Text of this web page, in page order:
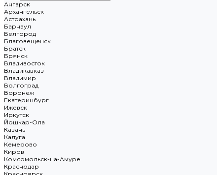
Ангарск
Архангельск
Астрахань
Барнаул
Белгород
Благовещенск
Братск
Брянск
Владивосток
Владикавказ
Владимир
Волгоград
Воронеж
Екатеринбург
Ижевск
Иркутск
Йошкар-Ола
Казань
Калуга
Кемерово
Киров
Комсомольск-на-Амуре
Краснодар